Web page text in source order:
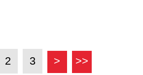
2 3 > >>